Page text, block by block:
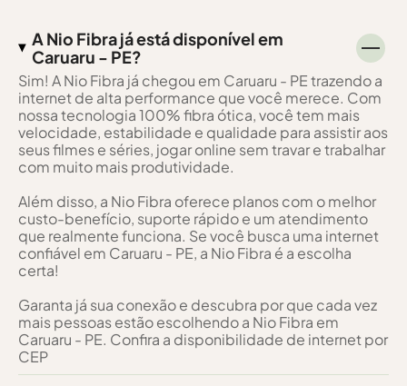
A Nio Fibra já está disponível em
Caruaru - PE?
Sim! A Nio Fibra já chegou em Caruaru - PE trazendo a
internet de alta performance que você merece. Com
nossa tecnologia 100% fibra ótica, você tem mais
velocidade, estabilidade e qualidade para assistir aos
seus filmes e séries, jogar online sem travar e trabalhar
com muito mais produtividade.
Além disso, a Nio Fibra oferece planos com o melhor
custo-benefício, suporte rápido e um atendimento
que realmente funciona. Se você busca uma internet
confiável em Caruaru - PE, a Nio Fibra é a escolha
certa!
Garanta já sua conexão e descubra por que cada vez
mais pessoas estão escolhendo a Nio Fibra em
Caruaru - PE. Confira a disponibilidade de internet por
CEP